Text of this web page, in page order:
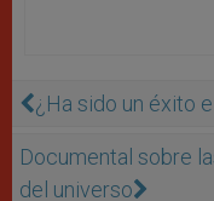
¿Ha sido un éxito
Documental sobre
del universo